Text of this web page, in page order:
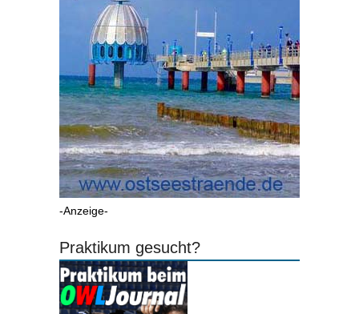
-Anzeige-
Praktikum gesucht?